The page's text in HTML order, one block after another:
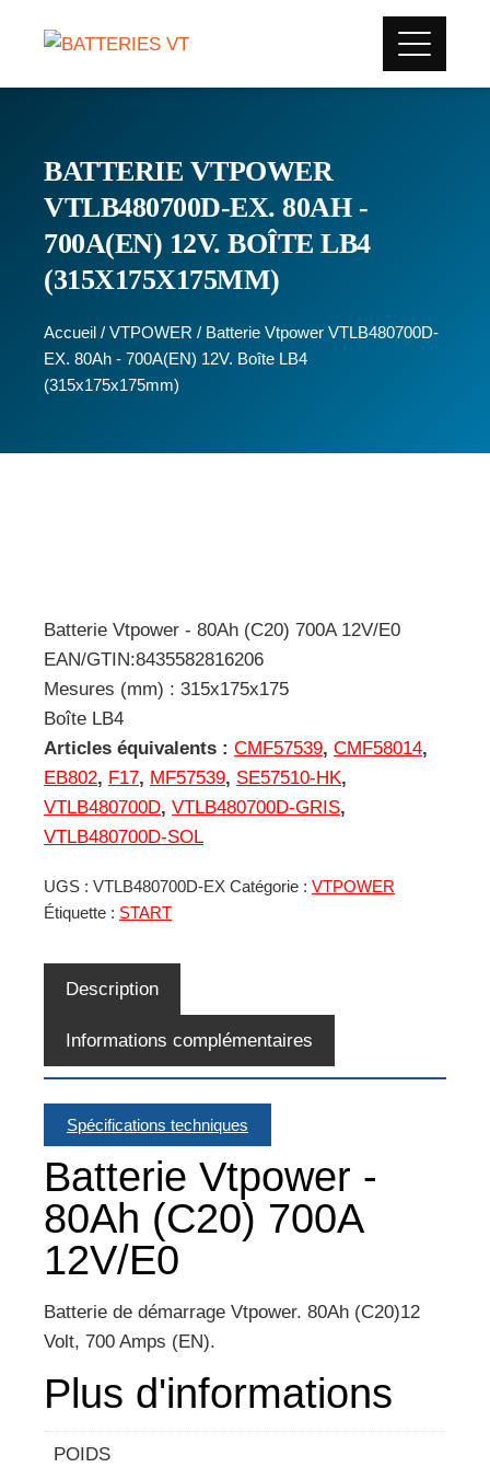
BATTERIE VTPOWER
VTLB480700D-EX. 80AH -
700A(EN) 12V. BOÎTE LB4
(315X175X175MM)
Accueil / VTPOWER / Batterie Vtpower VTLB480700D-
EX. 80Ah - 700A(EN) 12V. Boîte LB4
(315x175x175mm)
Batterie Vtpower - 80Ah (C20) 700A 12V/E0
EAN/GTIN:8435582816206
Mesures (mm) : 315x175x175
Boîte LB4
Articles équivalents : CMF57539, CMF58014,
EB802, F17, MF57539, SE57510-HK,
VTLB480700D, VTLB480700D-GRIS,
VTLB480700D-SOL
UGS : VTLB480700D-EX Catégorie : VTPOWER
Étiquette : START
Description
Informations complémentaires
Spécifications techniques
Batterie Vtpower -
80Ah (C20) 700A
12V/E0
Batterie de démarrage Vtpower. 80Ah (C20)12
Volt, 700 Amps (EN).
Plus d'informations
POIDS